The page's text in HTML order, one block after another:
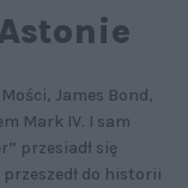
James Bond,
Mark IV. I sam
przesiadł się
do historii